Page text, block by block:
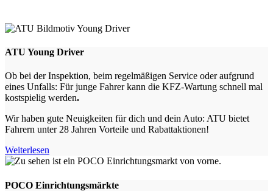
ATU Young Driver
Ob bei der Inspektion, beim regelmäßigen Service oder aufgrund
eines Unfalls: Für junge Fahrer kann die KFZ-Wartung schnell mal
kostspielig werden.
Wir haben gute Neuigkeiten für dich und dein Auto: ATU bietet
Fahrern unter 28 Jahren Vorteile und Rabattaktionen!
Weiterlesen
POCO Einrichtungsmärkte